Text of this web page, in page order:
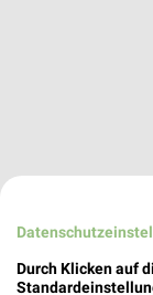
Durch Klicken auf